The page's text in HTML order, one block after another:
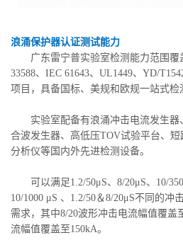
浪涌保护器认证测试能力
广东雷宁普实验室检测能力范围覆
33588、IEC 61643、UL1449、YD/
项目，具备国标、美规和欧规一站式检
实验室配备有浪涌冲击电流发生
合波发生器、高低压TOV试验平台、
分析仪等国内外先进检测设备。
可以满足1.2/50μS、8/20μS、10/
10/1000 μS 、1.2/50＆8/20μS不同的冲
需求，其中8/20波形冲击电流幅值覆盖
流幅值覆盖至150kA。